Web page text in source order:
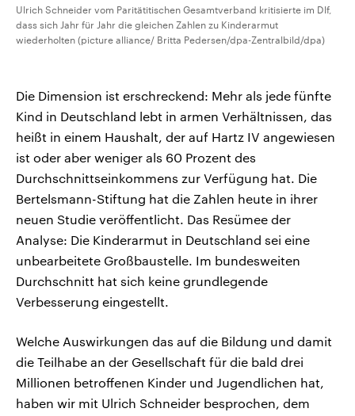
Ulrich Schneider vom Paritätitischen Gesamtverband kritisierte im Dlf,
dass sich Jahr für Jahr die gleichen Zahlen zu Kinderarmut
wiederholten (picture alliance/ Britta Pedersen/dpa-Zentralbild/dpa)
Die Dimension ist erschreckend: Mehr als jede fünfte
Kind in Deutschland lebt in armen Verhältnissen, das
heißt in einem Haushalt, der auf Hartz IV angewiesen
ist oder aber weniger als 60 Prozent des
Durchschnittseinkommens zur Verfügung hat. Die
Bertelsmann-Stiftung hat die Zahlen heute in ihrer
neuen Studie veröffentlicht. Das Resümee der
Analyse: Die Kinderarmut in Deutschland sei eine
unbearbeitete Großbaustelle. Im bundesweiten
Durchschnitt hat sich keine grundlegende
Verbesserung eingestellt.
Welche Auswirkungen das auf die Bildung und damit
die Teilhabe an der Gesellschaft für die bald drei
Millionen betroffenen Kinder und Jugendlichen hat,
haben wir mit Ulrich Schneider besprochen, dem